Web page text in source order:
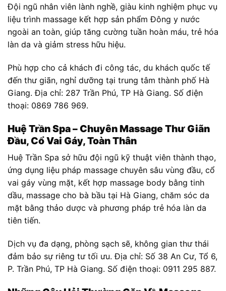
Đội ngũ nhân viên lành nghề, giàu kinh nghiệm phục vụ
liệu trình massage kết hợp sản phẩm Đông y nước
ngoài an toàn, giúp tăng cường tuần hoàn máu, trẻ hóa
làn da và giảm stress hữu hiệu.
Phù hợp cho cả khách đi công tác, du khách quốc tế
đến thư giãn, nghỉ dưỡng tại trung tâm thành phố Hà
Giang. Địa chỉ: 287 Trần Phú, TP Hà Giang. Số điện
thoại: 0869 786 969.
Huệ Trần Spa – Chuyên Massage Thư Giãn
Đầu, Cổ Vai Gáy, Toàn Thân
Huệ Trần Spa sở hữu đội ngũ kỹ thuật viên thành thạo,
ứng dụng liệu pháp massage chuyên sâu vùng đầu, cổ
vai gáy vùng mặt, kết hợp massage body bằng tinh
dầu, massage cho bà bầu tại Hà Giang, chăm sóc da
mặt bằng thảo dược và phương pháp trẻ hóa làn da
tiên tiến.
Dịch vụ đa dạng, phòng sạch sẽ, không gian thư thái
đảm bảo sự riêng tư tối ưu. Địa chỉ: Số 38 An Cư, Tổ 6,
P. Trần Phú, TP Hà Giang. Số điện thoại: 0911 295 887.